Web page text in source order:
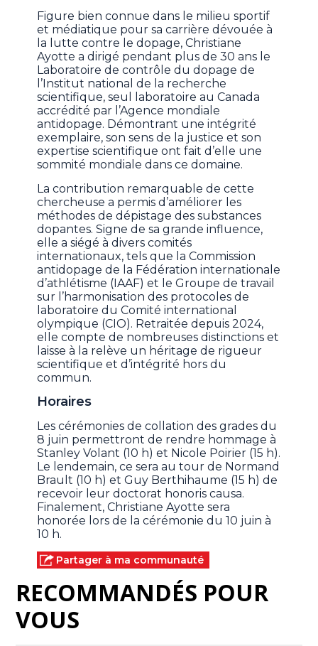
Figure bien connue dans le milieu sportif
et médiatique pour sa carrière dévouée à
la lutte contre le dopage, Christiane
Ayotte a dirigé pendant plus de 30 ans le
Laboratoire de contrôle du dopage de
l’Institut national de la recherche
scientifique, seul laboratoire au Canada
accrédité par l’Agence mondiale
antidopage. Démontrant une intégrité
exemplaire, son sens de la justice et son
expertise scientifique ont fait d’elle une
sommité mondiale dans ce domaine.
La contribution remarquable de cette
chercheuse a permis d’améliorer les
méthodes de dépistage des substances
dopantes. Signe de sa grande influence,
elle a siégé à divers comités
internationaux, tels que la Commission
antidopage de la Fédération internationale
d’athlétisme (IAAF) et le Groupe de travail
sur l’harmonisation des protocoles de
laboratoire du Comité international
olympique (CIO). Retraitée depuis 2024,
elle compte de nombreuses distinctions et
laisse à la relève un héritage de rigueur
scientifique et d’intégrité hors du
commun.
Horaires
Les cérémonies de collation des grades du
8 juin permettront de rendre hommage à
Stanley Volant (10 h) et Nicole Poirier (15 h).
Le lendemain, ce sera au tour de Normand
Brault (10 h) et Guy Berthihaume (15 h) de
recevoir leur doctorat honoris causa.
Finalement, Christiane Ayotte sera
honorée lors de la cérémonie du 10 juin à
10 h.
Partager à ma communauté
RECOMMANDÉS POUR
VOUS